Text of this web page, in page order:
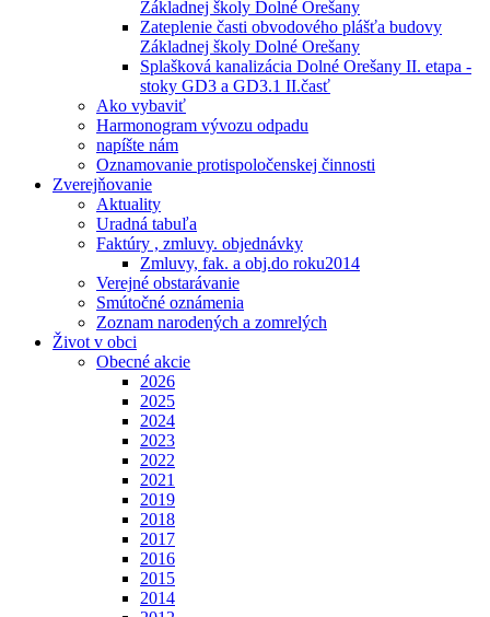
Základnej školy Dolné Orešany
Zateplenie časti obvodového plášťa budovy
Základnej školy Dolné Orešany
Splašková kanalizácia Dolné Orešany II. etapa -
stoky GD3 a GD3.1 II.časť
Ako vybaviť
Harmonogram vývozu odpadu
napíšte nám
Oznamovanie protispoločenskej činnosti
Zverejňovanie
Aktuality
Uradná tabuľa
Faktúry , zmluvy. objednávky
Zmluvy, fak. a obj.do roku2014
Verejné obstarávanie
Smútočné oznámenia
Zoznam narodených a zomrelých
Život v obci
Obecné akcie
2026
2025
2024
2023
2022
2021
2019
2018
2017
2016
2015
2014